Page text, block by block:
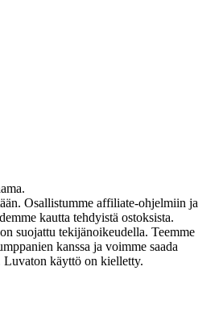
Osallistumme affiliate-ohjelmiin ja
kautta tehdyistä ostoksista.
suojattu tekijänoikeudella. Teemme
kanssa ja voimme saada
Luvaton käyttö on kielletty.